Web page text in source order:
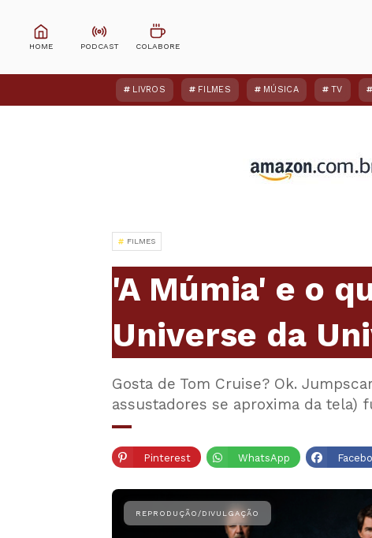
LIVROS FILMES MÚSICA TV
FILMES
'A Múmia' e o
Universe da
Gosta de Tom Cruise? Ok.
assustadores se aproxima da tela)
Pinterest WhatsApp